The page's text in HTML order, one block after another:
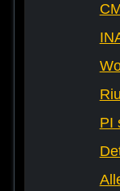
PI